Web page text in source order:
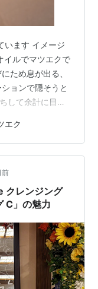
います イメージ
イルでマツエクで
ため息が出る、
ョンで隠そうと
して余計に目立
洗浄力の強いオ
。でも、マイル
しない。」 この
しんできまし
ケアを続けてし
…
エク
前
クレンジング
C」の魅力